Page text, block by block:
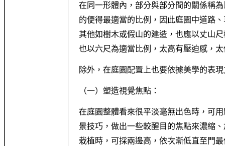
在同一形體內，部分與部分間的關係稱
的便得最適當的比例，因此庭園中道路
其他如樹木或假山的建造，也應以丈山
也以六尺為適當比例，太高有壓迫感，
除外，在庭園配置上也要依據美學的表
（一）塑造視覺焦點：
在庭園整體看來很平淡毫無出色時，可
景技巧，做出一些較醒目的焦點來濃縮
栽植時，可採兩邊高，依次漸低直至門